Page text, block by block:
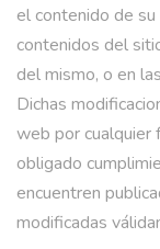
el contenido de
contenidos del
del mismo, o en
Dichas
web por cualquier
obligado
encuentren
modificadas